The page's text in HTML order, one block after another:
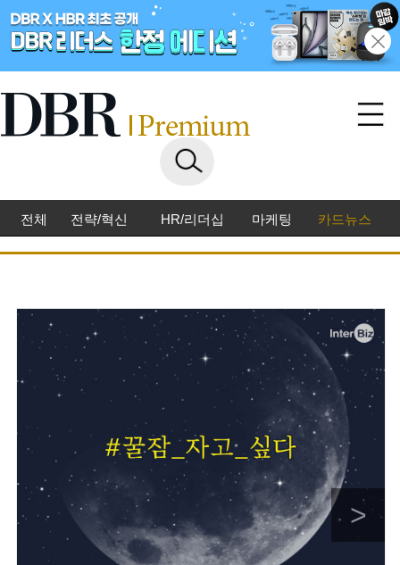
전체 전략/혁신 HR/리더십 마케팅 카드뉴스
>